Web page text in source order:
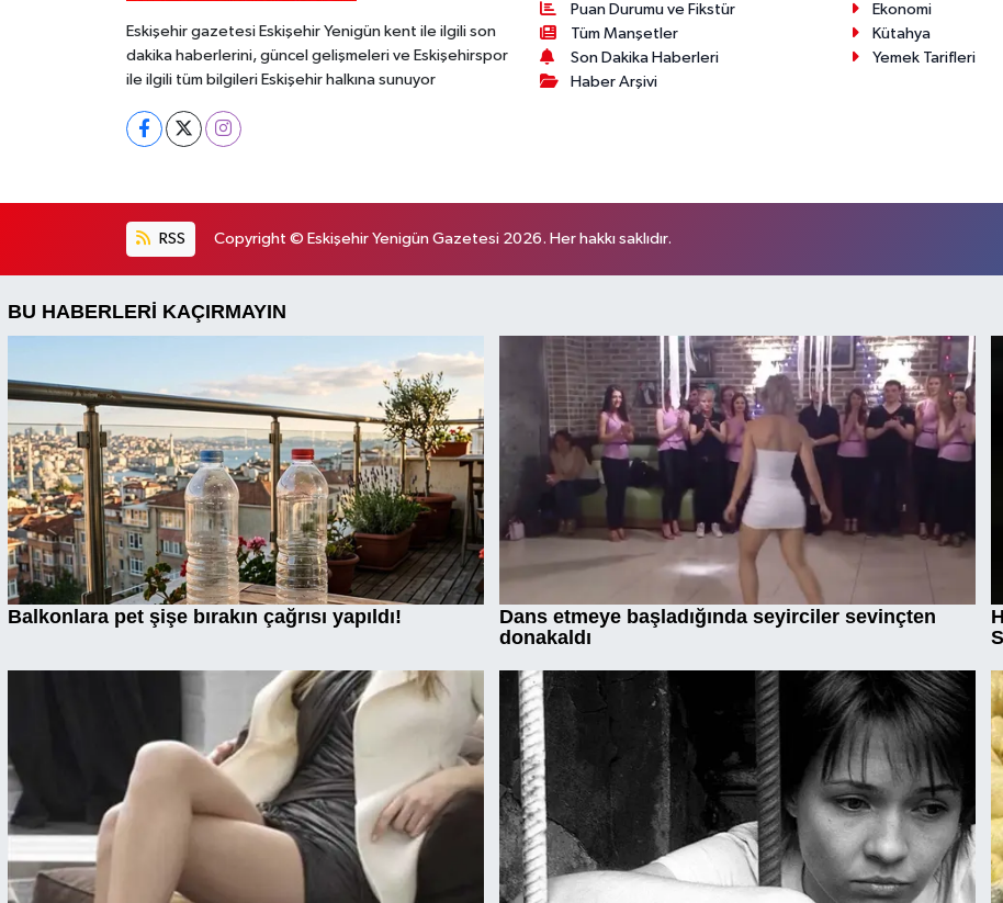
Eskişehir gazetesi Eskişehir Yenigün kent ile ilgili son
dakika haberlerini, güncel gelişmeleri ve Eskişehirspor
ile ilgili tüm bilgileri Eskişehir halkına sunuyor
Puan Durumu ve Fikstür
Tüm Manşetler
Son Dakika Haberleri
Haber Arşivi
Ekonomi
Kütahya
Yemek Tarifleri
RSS Copyright © Eskişehir Yenigün Gazetesi 2026. Her hakkı saklıdır.